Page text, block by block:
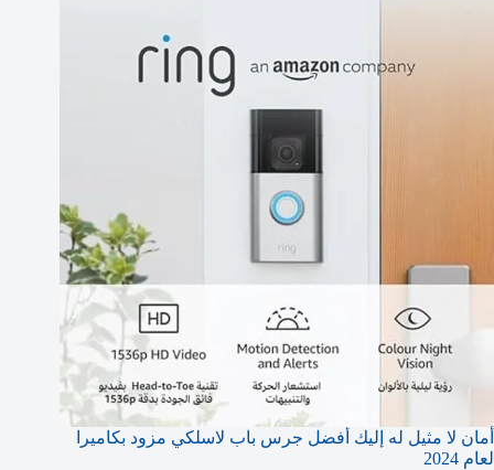
أمان لا مثيل له إليك أفضل جرس باب لاسلكي مزود بكاميرا
لعام 2024